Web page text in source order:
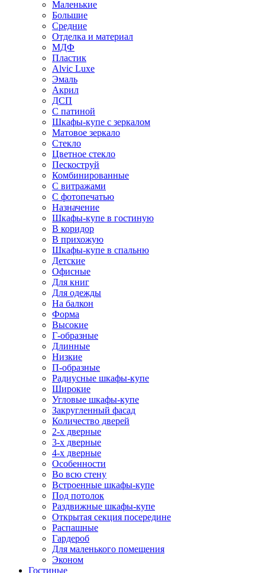
Маленькие
Большие
Средние
Отделка и материал
МДФ
Пластик
Alvic Luxe
Эмаль
Акрил
ДСП
С патиной
Шкафы-купе с зеркалом
Матовое зеркало
Стекло
Цветное стекло
Пескоструй
Комбинированные
С витражами
С фотопечатью
Назначение
Шкафы-купе в гостиную
В коридор
В прихожую
Шкафы-купе в спальню
Детские
Офисные
Для книг
Для одежды
На балкон
Форма
Высокие
Г-образные
Длинные
Низкие
П-образные
Радиусные шкафы-купе
Широкие
Угловые шкафы-купе
Закругленный фасад
Количество дверей
2-х дверные
3-х дверные
4-х дверные
Особенности
Во всю стену
Встроенные шкафы-купе
Под потолок
Раздвижные шкафы-купе
Открытая секция посередине
Распашные
Гардероб
Для маленького помещения
Эконом
Гостиные